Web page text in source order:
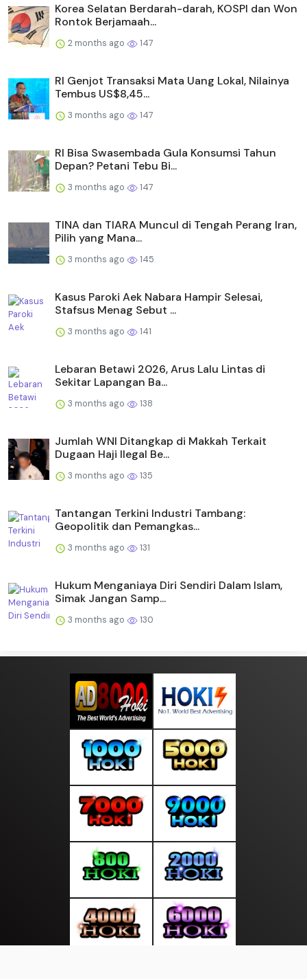
Korea Selatan Berdarah-darah, KOSPI dan Won
Rontok Berjamaah...
2 months ago 147
RI Genjot Transaksi Mata Uang Lokal, Nilainya
Tembus US$8,45...
3 months ago 147
RI Bisa Swasembada Gula Konsumsi Tahun
Depan? Petani Tebu Bi...
3 months ago 147
TINA dan TIARA Muncul di Tengah Perang Iran,
Pilih yang Mana...
3 months ago 145
Kasus Paroki Aek Nabara Hampir Selesai,
Stafsus Menag Sebut ...
3 months ago 141
Lebaran Betawi 2026, Arus Lalu Lintas di
Sekitar Lapangan Ba...
3 months ago 138
Jumlah WNI Ditangkap di Makkah Terkait
Dugaan Haji Ilegal Be...
3 months ago 135
Tantangan Terkini Industri Tambang:
Geopolitik dan Pemangkas...
3 months ago 131
Hukum Menganiaya Diri Sendiri Dalam Islam,
Simak Jangan Samp...
3 months ago 130